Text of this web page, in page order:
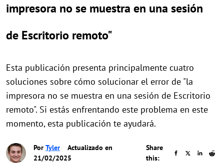
impresora no se muestra en una sesión
de Escritorio remoto"
Esta publicación presenta principalmente cuatro
soluciones sobre cómo solucionar el error de "la
impresora no se muestra en una sesión de Escritorio
remoto". Si estás enfrentando este problema en este
momento, esta publicación te ayudará.
Por Tyler
Actualizado en
21/02/2025
Share
this: